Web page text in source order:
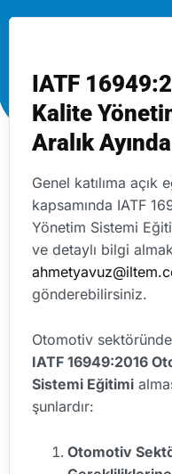
IATF
Kalite
Aralık
Genel katılıma açık
kapsamında IATF
Yönetim Sistemi
ve detaylı bilgi
gönderebilirsiniz.
Otomotiv
IATF 16949:2016
Sistemi Eğitimi
şunlardır:
Otomotiv